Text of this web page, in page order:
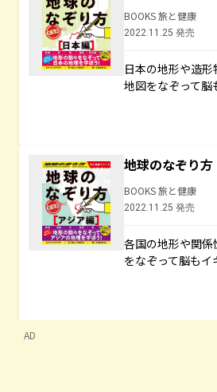
BOOKS 旅と健康
2022.11.25 発売
日本の地形や造
地図をなぞって脳
地球のなぞり
BOOKS 旅と健康
2022.11.25 発売
各国の地形や関
をなぞって脳もイ
AD